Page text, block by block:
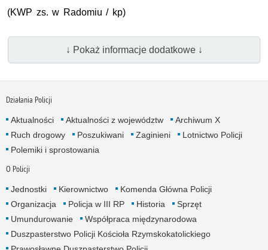
(KWP zs. w Radomiu / kp)
↓ Pokaż informacje dodatkowe ↓
Działania Policji
Aktualności Aktualności z województw
Archiwum X
Ruch drogowy
Poszukiwani Zaginieni
Lotnictwo Policji
Polemiki i sprostowania
O Policji
Jednostki Kierownictwo
Komenda Główna Policji
Organizacja
Policja w III RP Historia
Sprzęt
Umundurowanie
Współpraca międzynarodowa
Duszpasterstwo Policji Kościoła Rzymskokatolickiego